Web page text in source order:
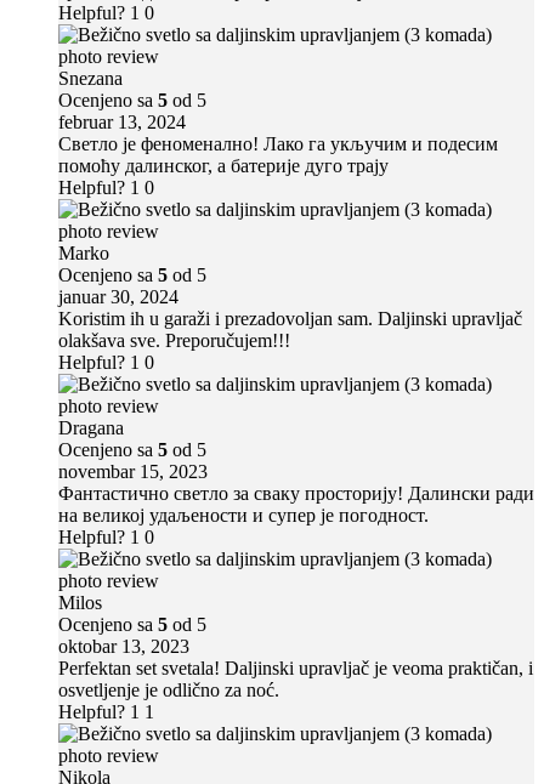
Helpful? 1 0
Snezana
Ocenjeno sa 5 od 5
februar 13, 2024
Светло је феноменално! Лако га укључим и подесим
помоћу далинског, а батерије дуго трају
Helpful? 1 0
Marko
Ocenjeno sa 5 od 5
januar 30, 2024
Koristim ih u garaži i prezadovoljan sam. Daljinski upravljač
olakšava sve. Preporučujem!!!
Helpful? 1 0
Dragana
Ocenjeno sa 5 od 5
novembar 15, 2023
Фантастично светло за сваку просторију! Далински ради
на великој удаљености и супер је погодност.
Helpful? 1 0
Milos
Ocenjeno sa 5 od 5
oktobar 13, 2023
Perfektan set svetala! Daljinski upravljač je veoma praktičan, i
osvetljenje je odlično za noć.
Helpful? 1 1
Nikola